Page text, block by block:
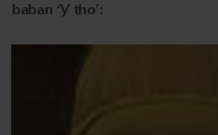
baban ‘Y tho’: